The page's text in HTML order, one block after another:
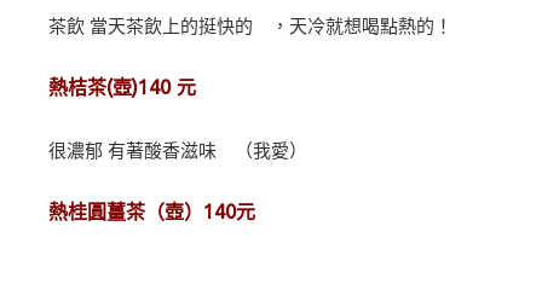
茶飲 當天茶飲上的挺快的 ，天冷就想喝點熱的！
熱桔茶(壺)140 元
很濃郁 有著酸香滋味 （我愛）
熱桂圓薑茶（壺）140元